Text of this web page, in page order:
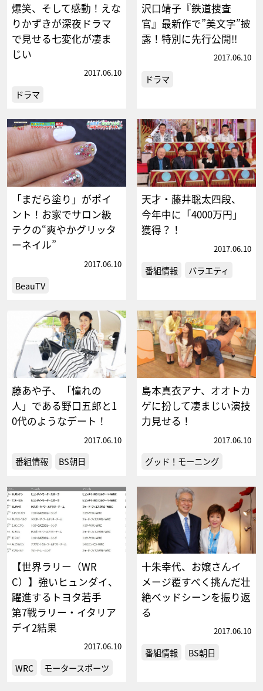
爆笑、そして感動！えな
りかずきが深夜ドラマ
で見せる七変化が凄ま
じい
2017.06.10
ドラマ
沢口靖子『鉄道捜査
官』最新作で”美文字”披
露！特別に先行公開!!
2017.06.10
ドラマ
「まだら塗り」がポイ
ント！お家でサロン級
テクの“爽やかグリッタ
ーネイル”
2017.06.10
BeauTV
天才・藤井聡太四段、
今年中に「4000万円」
獲得？！
2017.06.10
番組情報 バラエティ
藤あや子、「憧れの
人」である野口五郎と1
0代のようなデート！
2017.06.10
番組情報 BS朝日
島本真衣アナ、オオトカ
ゲに扮して凄まじい演技
力見せる！
2017.06.10
グッド！モーニング
【世界ラリー（WR
C）】強いヒュンダイ、
躍進するトヨタ若手
第7戦ラリー・イタリア
デイ2結果
2017.06.10
WRC モータースポーツ
十朱幸代、お嬢さんイ
メージ覆すべく挑んだ壮
絶ベッドシーンを振り返
る
2017.06.10
番組情報 BS朝日